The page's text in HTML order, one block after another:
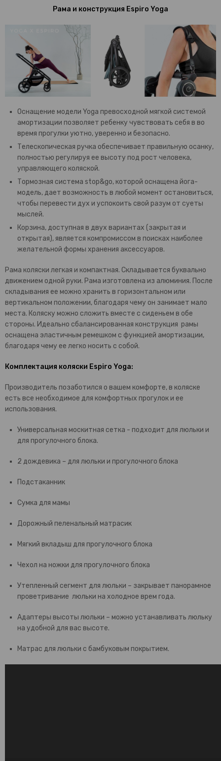
Рама и конструкция Espiro Yoga
Оснащение модели Yoga превосходной мягкой системой
амортизации позволяет ребенку чувствовать себя в во
время прогулки уютно, уверенно и безопасно.
Телескопическая ручка обеспечивает правильную осанку,
полностью регулируя ее высоту под рост человека,
управляющего коляской.
Тормозная система stop&go, которой оснащена йога-
модель, дает возможность в любой момент остановиться,
чтобы перевести дух и успокоить свой разум от суеты
мыслей.
Корзина, доступная в двух вариантах (закрытая и
открытая), является компромиссом в поисках наиболее
желательной формы хранения аксессуаров.
Рама коляски легкая и компактная. Складывается буквально
движением одной руки. Рама изготовлена из алюминия. После
складывания ее можно хранить в горизонтальном или
вертикальном положении, благодаря чему он занимает мало
места. Коляску можно сложить вместе с сиденьем в обе
стороны. Идеально сбалансированная конструкция рамы
оснащена эластичным ремешком с функцией амортизации,
благодаря чему ее легко носить с собой.
Комплектация коляски Espiro Yoga:
Производитель позаботился о вашем комфорте, в коляске
есть все необходимое для комфортных прогулок и ее
использования.
Универсальная москитная сетка - подходит для люльки и
для прогулочного блока.
2 дождевика – для люльки и прогулочного блока
Подстаканник
Сумка для мамы
Дорожный пеленальный матрасик
Мягкий вкладыш для прогулочного блока
Чехол на ножки для прогулочного блока
Утепленный сегмент для люльки – закрывает панорамное
проветривание люльки на холодное врем года.
Адаптеры высоты люльки – можно устанавливать люльку
на удобной для вас высоте.
Матрас для люльки с бамбуковым покрытием.